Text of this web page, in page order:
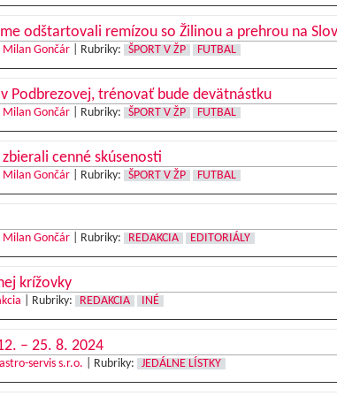
odštartovali remízou so Žilinou a prehrou na
Milan Gončár| Rubriky: ŠPORT V ŽP FUTBAL
Podbrezovej, trénovať bude devätnástku
Milan Gončár| Rubriky: ŠPORT V ŽP FUTBAL
cenné skúsenosti
Milan Gončár| Rubriky: ŠPORT V ŽP FUTBAL
Milan Gončár| Rubriky: REDAKCIA EDITORIÁLY
krížovky
Rubriky: REDAKCIA INÉ
– 25. 8. 2024
servis s.r.o. Rubriky: JEDÁLNE LÍSTKY